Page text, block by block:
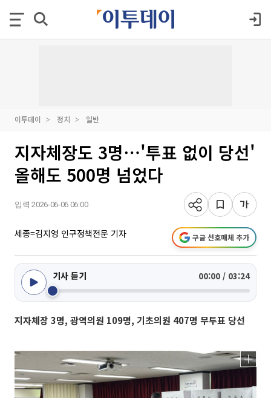
이투데이 정치 일반
지자체장도 3명⋯'투표 없이 당선'
올해도 500명 넘었다
입력 2026-06-06 06:00
세종=김지영 인구정책전문 기자 구글 선호매체 추가
기사 듣기 00:00 / 03:24
지자체장 3명, 광역의원 109명, 기초의원 407명 무투표 당선